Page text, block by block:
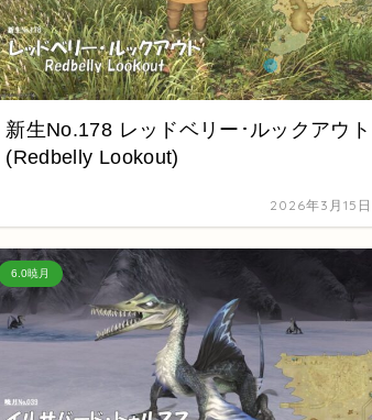
新生No.178 レッドベリー･ルックアウト
(Redbelly Lookout)
2026年3月15日
6.0暁月